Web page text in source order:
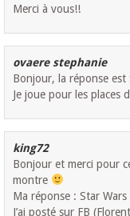
Merci à vous!!
ovaere stephanie
Bonjour, la réponse est
Je joue pour les places
king72
Bonjour et merci pour
montre
Ma réponse : Star Wars
J’ai posté sur FB